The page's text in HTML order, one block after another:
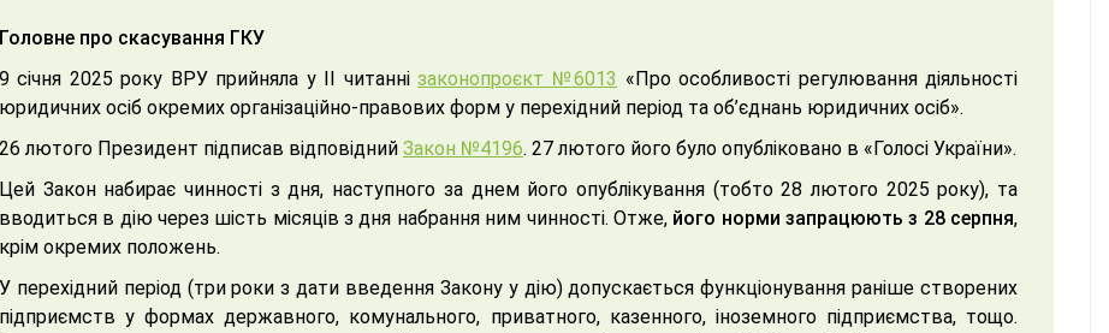
Головне про скасування ГКУ
9 січня 2025 року ВРУ прийняла у ІІ читаннізаконопроєкт №6013 «Про особливості регулювання діяльності
юридичних осіб окремих організаційно-правових форм у перехідний період та об’єднань юридичних осіб».
26 лютого Президент підписав відповідний Закон №4196. 27 лютого його було опубліковано в «Голосі України».
Цей Закон набирає чинності з дня, наступного за днем його опублікування (тобто 28 лютого 2025 року), та
вводиться в дію через шість місяців з дня набрання ним чинності. Отже, його норми запрацюють з 28 серпня,
крім окремих положень.
У перехідний період (три роки з дати введення Закону у дію) допускається функціонування раніше створених
підприємств у формах державного, комунального, приватного, казенного, іноземного підприємства, тощо.